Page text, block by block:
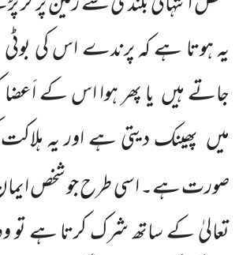
یہ ہوتا ہے کہ پرندے اس کی
جاتے ہیں یا پھر ہوا اس کے
میں پھینک دیتی ہے اور یہ
صورت ہے۔ اسی طرح جو شخص
تعالیٰ کے ساتھ شرک کرتا ہے تو